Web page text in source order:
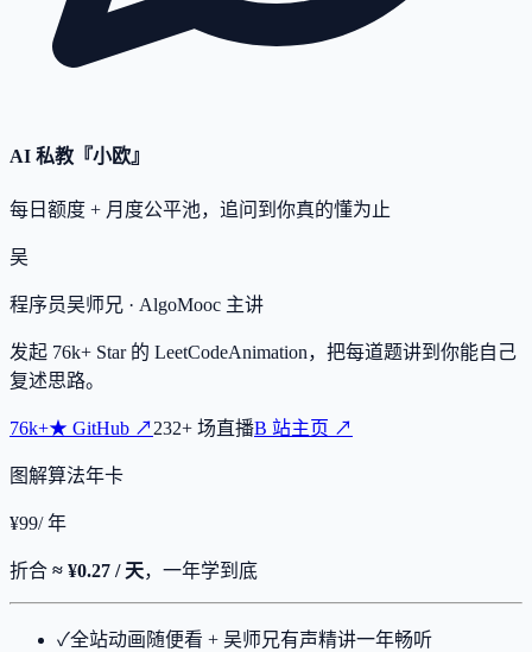
AI 私教『小欧』
每日额度 + 月度公平池，追问到你真的懂为止
吴
程序员吴师兄 · AlgoMooc 主讲
发起 76k+ Star 的 LeetCodeAnimation，把每道题讲到你能自己
复述思路。
76k+★ GitHub ↗232+ 场直播B 站主页 ↗
图解算法年卡
¥99/ 年
折合 ≈ ¥0.27 / 天，一年学到底
✓全站动画随便看 + 吴师兄有声精讲一年畅听